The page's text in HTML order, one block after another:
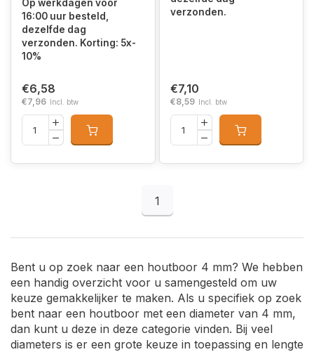
Op werkdagen voor
16:00 uur besteld,
dezelfde dag
verzonden. Korting: 5x-
10%
€6,58
€7,96 Incl. btw
verzonden.
€7,10
€8,59 Incl. btw
1
Bent u op zoek naar een houtboor 4 mm? We hebben
een handig overzicht voor u samengesteld om uw
keuze gemakkelijker te maken. Als u specifiek op zoek
bent naar een houtboor met een diameter van 4 mm,
dan kunt u deze in deze categorie vinden. Bij veel
diameters is er een grote keuze in toepassing en lengte